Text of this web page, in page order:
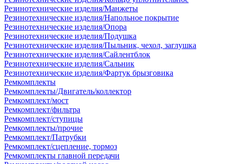
Резинотехнические изделия/Манжеты
Резинотехнические изделия/Напольное покрытие
Резинотехнические изделия/Опора
Резинотехнические изделия/Подушка
Резинотехнические изделия/Пыльник, чехол, заглушка
Резинотехнические изделия/Сайлентблок
Резинотехнические изделия/Сальник
Резинотехнические изделия/Фартук брызговика
Ремкомплекты
Ремкомплекты/Двигатель/коллектор
Ремкомплект/мост
Ремкомплект/фильтра
Ремкомплект/ступицы
Ремкомплекты/прочие
Ремкомплект/Патрубки
Ремкомплект/сцепление, тормоз
Ремкомплекты главной передачи